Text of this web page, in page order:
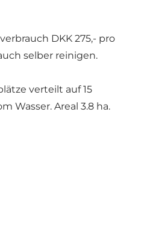
DKK 275,- pro
selber reinigen.
verteilt auf 15
Wasser. Areal 3.8 ha.